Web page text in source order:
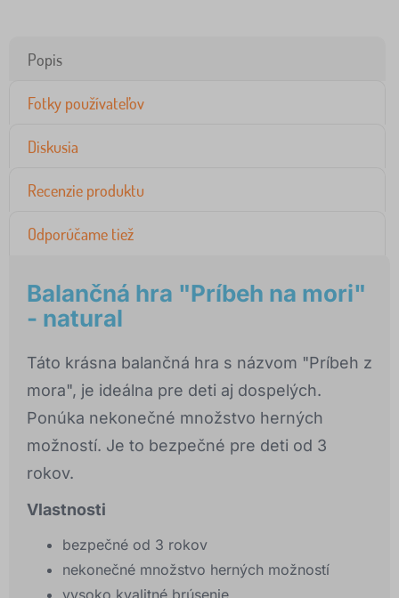
Popis
Fotky používateľov
Diskusia
Recenzie produktu
Odporúčame tiež
Balančná hra "Príbeh na mori"
- natural
Táto krásna balančná hra s názvom "Príbeh z
mora", je ideálna pre deti aj dospelých.
Ponúka nekonečné množstvo herných
možností. Je to bezpečné pre deti od 3
rokov.
Vlastnosti
bezpečné od 3 rokov
nekonečné množstvo herných možností